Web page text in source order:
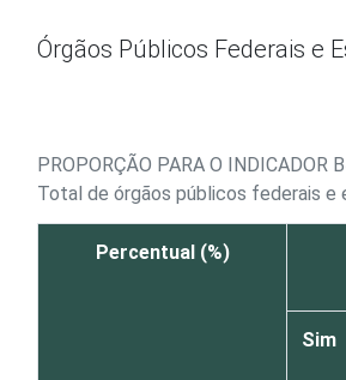
Órgãos Públicos Federais e
PROPORÇÃO PARA O INDICADOR
Total de órgãos públicos federais
Percentual (%)
Sim